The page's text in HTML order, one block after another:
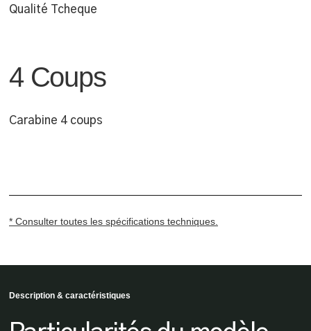
Qualité Tcheque
4 Coups
Carabine 4 coups
* Consulter toutes les spécifications techniques.
Description & caractéristiques